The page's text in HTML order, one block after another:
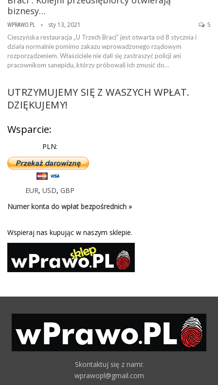
biznesy…
WPRAWO.PL sty 13, 2021 5
Cieszyńska restauracja „U Trzech Braci” jest otwarta od 8 stycznia i
działa normalnie pomimo zakazu wprowadzonego rządowym
rozporządzeniem. Właściciele nie dali się zastraszyć policji ani
pracownikom sanepidu, którzy próbowali ich zmusić do…
UTRZYMUJEMY SIĘ Z WASZYCH WPŁAT.
DZIĘKUJEMY!
Wsparcie:
PLN:
EUR, USD, GBP
Numer konta do wpłat bezpośrednich »
Wspieraj nas kupując w naszym sklepie.
Skontaktuj się z nami:
wprawopl@gmail.com